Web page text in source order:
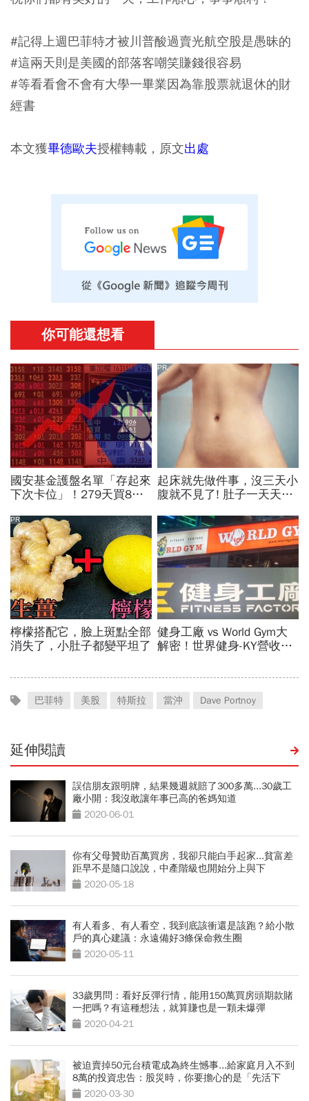
#記得上週巴菲特才被川普酸過賣光航空股是愚昧的
#這兩天則是美國的部落客嘲笑賺錢很容易
#等看看會不會有大學一畢業因為靠股票就退休的財
經書
本文獲畢德歐夫授權轉載，原文出處
巴菲特 美股 特斯拉 當沖 Dave Portnoy
延伸閱讀
誤信朋友跟明牌，結果幾週就賠了300多萬...30歲工
廠小開：我沒敢讓年事已高的爸媽知道
2020-06-01
你有父母贊助百萬買房，我卻只能白手起家...貧富差
距早不是隨口說說，中產階級也開始分上與下
2020-05-18
有人看多、有人看空，我到底該衝還是該跑？給小散
戶的真心建議：永遠備好3條保命救生圈
2020-05-11
33歲男問：看好反彈行情，能用150萬買房頭期款賭
一把嗎？有這種想法，就算賺也是一顆未爆彈
2020-04-21
被迫賣掉50元台積電成為終生憾事...給家庭月入不到
8萬的投資忠告：股災時，你要擔心的是「先活下
來」2020-03-30